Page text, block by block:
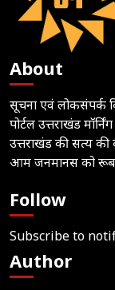
About
सूचना एवं लोकसंपर्क
पोर्टल उत्तराखंड
उत्तराखंड की सत्य की
आम जनमानस को
Follow
Subscribe to
Author